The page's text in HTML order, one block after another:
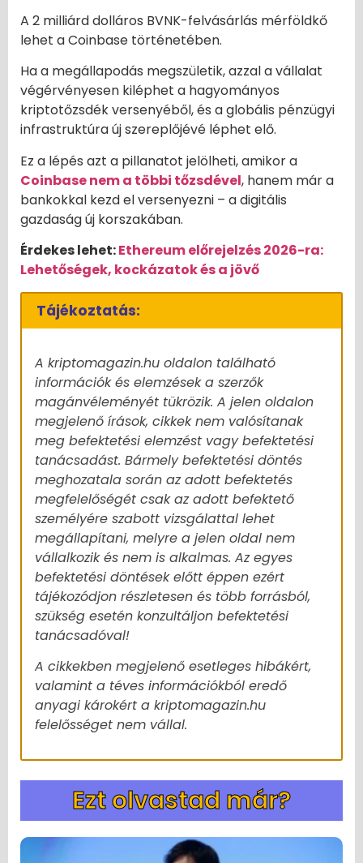
A 2 milliárd dolláros BVNK-felvásárlás mérföldkő
lehet a Coinbase történetében.
Ha a megállapodás megszületik, azzal a vállalat
végérvényesen kiléphet a hagyományos
kriptotőzsdék versenyéből, és a globális pénzügyi
infrastruktúra új szereplőjévé léphet elő.
Ez a lépés azt a pillanatot jelölheti, amikor a
Coinbase nem a többi tőzsdével, hanem már a
bankokkal kezd el versenyezni – a digitális
gazdaság új korszakában.
Érdekes lehet:Ethereum előrejelzés 2026-ra:
Lehetőségek, kockázatok és a jövő
Tájékoztatás:
A kriptomagazin.hu oldalon található
információk és elemzések a szerzők
magánvéleményét tükrözik. A jelen oldalon
megjelenő írások, cikkek nem valósítanak
meg befektetési elemzést vagy befektetési
tanácsadást. Bármely befektetési döntés
meghozatala során az adott befektetés
megfelelőségét csak az adott befektető
személyére szabott vizsgálattal lehet
megállapítani, melyre a jelen oldal nem
vállalkozik és nem is alkalmas. Az egyes
befektetési döntések előtt éppen ezért
tájékozódjon részletesen és több forrásból,
szükség esetén konzultáljon befektetési
tanácsadóval!
A cikkekben megjelenő esetleges hibákért,
valamint a téves információkból eredő
anyagi károkért a kriptomagazin.hu
felelősséget nem vállal.
Ezt olvastad már?